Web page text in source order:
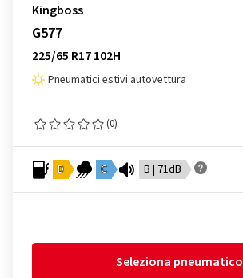
Kingboss
G577
225/65 R17 102H
Pneumatici estivi autovettura
(0)
D C B | 71dB
Seleziona pneumatico